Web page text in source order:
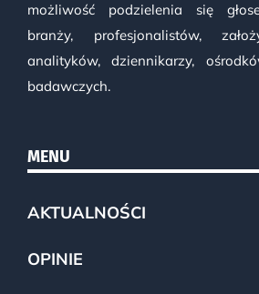
możliwość podzielenia się
branży, profesjonalistów,
analityków, dziennikarzy,
badawczych.
MENU
AKTUALNOŚCI
OPINIE